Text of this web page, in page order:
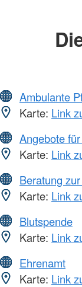
Ambulante
Karte: Link
Angebote
Karte: Link
Beratung
Karte: Link
Blutspende
Karte: Link
Ehrenamt
Karte: Link